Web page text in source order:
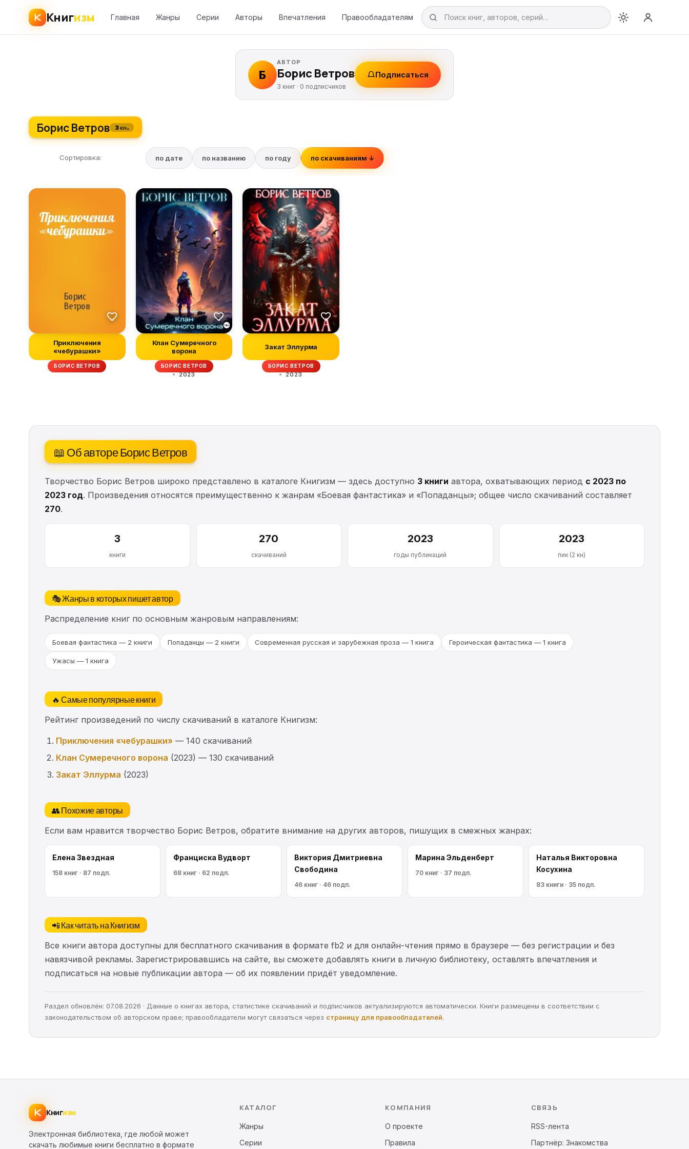
Книгизм Главная Жанры Серии Авторы Впечатления Правообладателям
Б
АВТОР
Борис Ветров
3 книг · 0 подписчиков
Подписаться
Борис Ветров 3 кн.
Сортировка: по дате по названию по году по скачиваниям ↓
Приключения
«чебурашки»
БОРИС ВЕТРОВ
Клан Сумеречного
ворона
БОРИС ВЕТРОВ
2023
Закат Эллурма
БОРИС ВЕТРОВ
2023
📖 Об авторе Борис Ветров
Творчество Борис Ветров широко представлено в каталоге Книгизм — здесь доступно 3 книги автора, охватывающих период с 2023 по
2023 год. Произведения относятся преимущественно к жанрам «Боевая фантастика» и «Попаданцы»; общее число скачиваний составляет
270.
3
книги
270
скачиваний
2023
годы публикаций
2023
пик (2 кн)
🎭 Жанры в которых пишет автор
Распределение книг по основным жанровым направлениям:
Боевая фантастика — 2 книги Попаданцы — 2 книги Современная русская и зарубежная проза — 1 книга Героическая фантастика — 1 книга
Ужасы — 1 книга
🔥 Самые популярные книги
Рейтинг произведений по числу скачиваний в каталоге Книгизм:
Приключения «чебурашки» — 140 скачиваний
Клан Сумеречного ворона (2023) — 130 скачиваний
Закат Эллурма (2023)
👥 Похожие авторы
Если вам нравится творчество Борис Ветров, обратите внимание на других авторов, пишущих в смежных жанрах:
Елена Звездная
158 книг · 87 подп.
Франциска Вудворт
68 книг · 62 подп.
Виктория Дмитриевна
Свободина
46 книг · 46 подп.
Марина Эльденберт
70 книг · 37 подп.
Наталья Викторовна
Косухина
83 книги · 35 подп.
📲 Как читать на Книгизм
Все книги автора доступны для бесплатного скачивания в формате fb2 и для онлайн-чтения прямо в браузере — без регистрации и без
навязчивой рекламы. Зарегистрировавшись на сайте, вы сможете добавлять книги в личную библиотеку, оставлять впечатления и
подписаться на новые публикации автора — об их появлении придёт уведомление.
Раздел обновлён: 07.08.2026 · Данные о книгах автора, статистике скачиваний и подписчиков актуализируются автоматически. Книги размещены в соответствии с
законодательством об авторском праве; правообладатели могут связаться через страницу для правообладателей.
Книгизм
Электронная библиотека, где любой может
скачать любимые книги бесплатно в формате
КАТАЛОГ
Жанры
Серии
КОМПАНИЯ
О проекте
Правила
СВЯЗЬ
RSS-лента
Партнёр: Знакомства